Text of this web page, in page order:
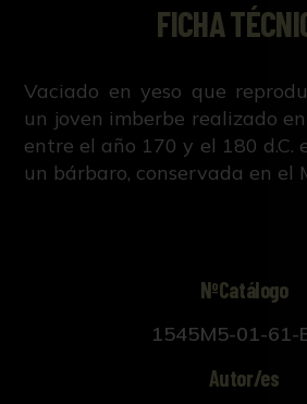
FICHA
Vaciado en yeso que
un joven imberbe realizado
entre el año 170 y el 180 d.C.
un bárbaro, conservada en el
NºCatálogo
1545M5-01-61-
Autor/es